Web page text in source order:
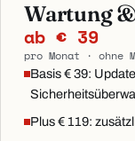
Wartung
ab € 39
pro Monat · ohne
Basis € 39:
Plus € 119: